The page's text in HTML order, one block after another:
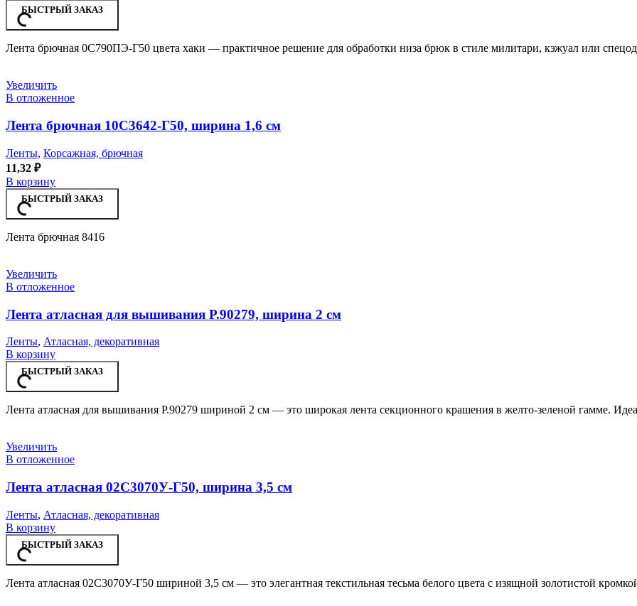
БЫСТРЫЙ ЗАКАЗ
Лента брючная 0С790ПЭ-Г50 цвета хаки — практичное решение для обработки низа брюк в стиле милитари, кэжуал или
Увеличить
В отложенное
Лента брючная 10С3642-Г50, ширина 1,6 см
Ленты, Корсажная, брючная
11,32 ₽
В корзину
БЫСТРЫЙ ЗАКАЗ
Лента брючная 8416
Увеличить
В отложенное
Лента атласная для вышивания Р.90279, ширина 2 см
Ленты, Атласная, декоративная
В корзину
БЫСТРЫЙ ЗАКАЗ
Лента атласная для вышивания Р.90279 шириной 2 см — это широкая лента секционного крашения в желто-зеленой гамме.
Увеличить
В отложенное
Лента атласная 02С3070У-Г50, ширина 3,5 см
Ленты, Атласная, декоративная
В корзину
БЫСТРЫЙ ЗАКАЗ
Лента атласная 02С3070У-Г50 шириной 3,5 см — это элегантная текстильная тесьма белого цвета с изящной золотистой